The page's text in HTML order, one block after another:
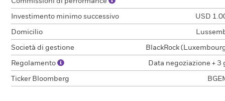
Investimento minimo successivo USD
Domicilio
Società di gestione BlackRock
Regolamento Data negoziazione + 3
Ticker Bloomberg